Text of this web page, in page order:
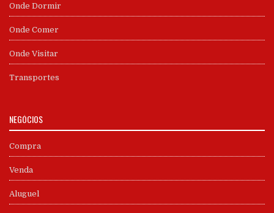
Onde Dormir
Onde Comer
Onde Visitar
Transportes
NEGÓCIOS
Compra
Venda
Aluguel